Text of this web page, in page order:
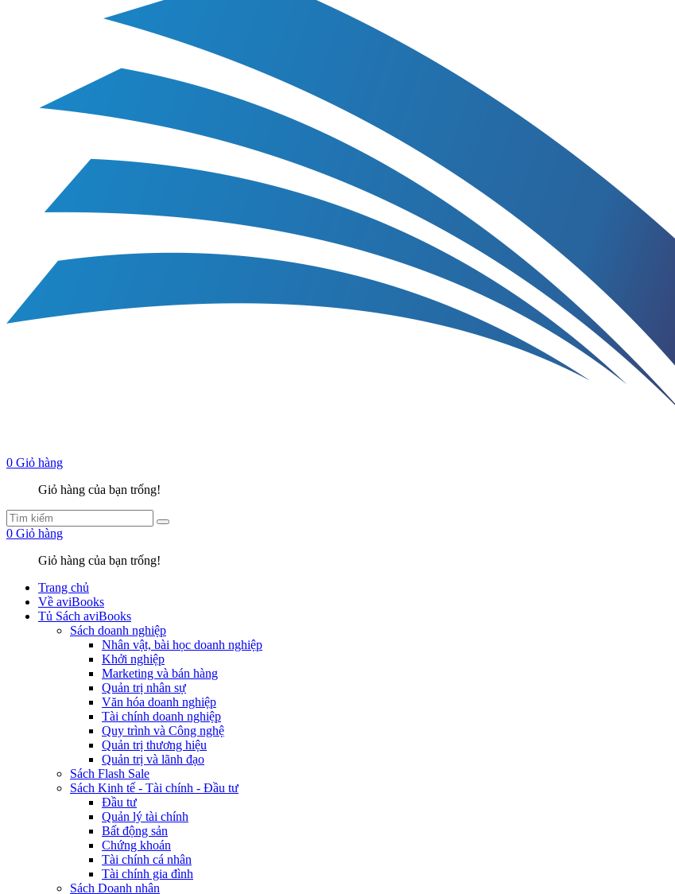
0 Giỏ hàng
Giỏ hàng của bạn trống!
0 Giỏ hàng
Giỏ hàng của bạn trống!
Trang chủ
Về aviBooks
Tủ Sách aviBooks
Sách doanh nghiệp
Nhân vật, bài học doanh nghiệp
Khởi nghiệp
Marketing và bán hàng
Quản trị nhân sự
Văn hóa doanh nghiệp
Tài chính doanh nghiệp
Quy trình và Công nghệ
Quản trị thương hiệu
Quản trị và lãnh đạo
Sách Flash Sale
Sách Kinh tế - Tài chính - Đầu tư
Đầu tư
Quản lý tài chính
Bất động sản
Chứng khoán
Tài chính cá nhân
Tài chính gia đình
Sách Doanh nhân